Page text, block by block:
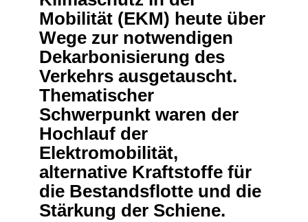
Mobilität (EKM) heute über
Wege zur notwendigen
Dekarbonisierung des
Verkehrs ausgetauscht.
Thematischer
Schwerpunkt waren der
Hochlauf der
Elektromobilität,
alternative Kraftstoffe für
die Bestandsflotte und die
Stärkung der Schiene.